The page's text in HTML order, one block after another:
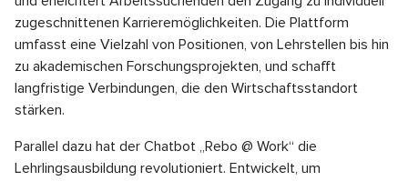
zugeschnittenen Karrieremöglichkeiten. Die Plattform
umfasst eine Vielzahl von Positionen, von Lehrstellen bis hin
zu akademischen Forschungsprojekten, und schafft
langfristige Verbindungen, die den Wirtschaftsstandort
stärken.
Parallel dazu hat der Chatbot „Rebo @ Work“ die
Lehrlingsausbildung revolutioniert. Entwickelt, um